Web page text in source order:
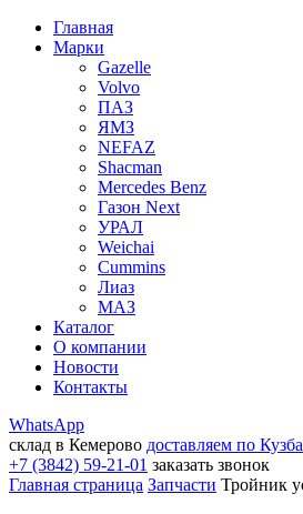
Главная
Марки
Gazelle
Volvo
ПАЗ
ЯМЗ
NEFAZ
Shacman
Mercedes Benz
Газон Next
УРАЛ
Weichai
Cummins
Лиаз
МАЗ
Каталог
О компании
Новости
Контакты
WhatsApp
склад в Кемерово доставляем по
+7 (3842) 59-21-01 заказать звонок
Главная страница Запчасти Тройник